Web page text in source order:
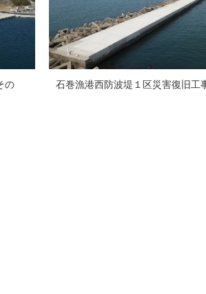
の
石巻漁港西防波堤１区災害復旧工